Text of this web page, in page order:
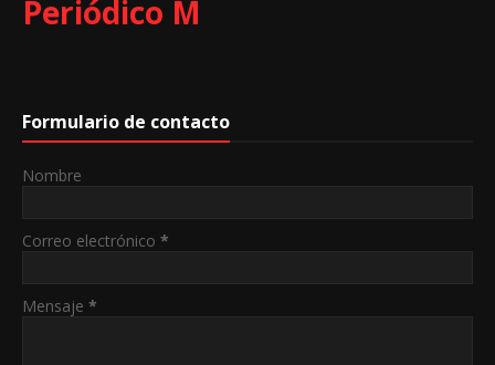
Periódico M
Formulario de contacto
Nombre
Correo electrónico *
Mensaje *